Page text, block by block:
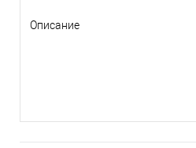
Описание